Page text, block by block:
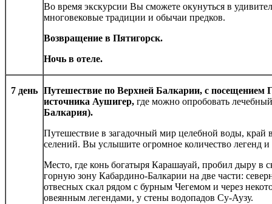
Во время экскурсии Вы сможете окунуться в
многовековые традиции и обычаи предков.
Возвращение в Пятигорск.
Ночь в отеле.
7 день Путешествие по Верхней Балкарии, с посещением
источника Аушигер, где можно опробовать
Балкария).
Путешествие в загадочный мир целебной воды,
селений. Вы услышите огромное количество легенд
Место, где конь богатыря Карашауай, пробил дыру в
горную зону Кабардино-Балкарии на две части:
отвесных скал рядом с бурным Чегемом и через
овеянным легендами, у стены водопадов Су-Аузу.